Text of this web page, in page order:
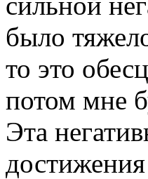
было
то это
потом мне
Эта